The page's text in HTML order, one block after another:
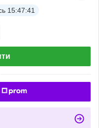
15:47:40